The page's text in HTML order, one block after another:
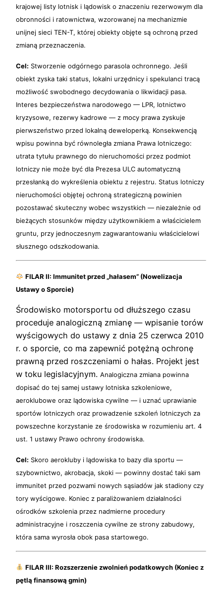
krajowej listy lotnisk i lądowisk o znaczeniu rezerwowym dla
obronności i ratownictwa, wzorowanej na mechanizmie
unijnej sieci TEN-T, której obiekty objęte są ochroną przed
zmianą przeznaczenia.
Cel: Stworzenie odgórnego parasola ochronnego. Jeśli
obiekt zyska taki status, lokalni urzędnicy i spekulanci tracą
możliwość swobodnego decydowania o likwidacji pasa.
Interes bezpieczeństwa narodowego — LPR, lotnictwo
kryzysowe, rezerwy kadrowe — z mocy prawa zyskuje
pierwszeństwo przed lokalną deweloperką. Konsekwencją
wpisu powinna być równoległa zmiana Prawa lotniczego:
utrata tytułu prawnego do nieruchomości przez podmiot
lotniczy nie może być dla Prezesa ULC automatyczną
przesłanką do wykreślenia obiektu z rejestru. Status lotniczy
nieruchomości objętej ochroną strategiczną powinien
pozostawać skuteczny wobec wszystkich — niezależnie od
bieżących stosunków między użytkownikiem a właścicielem
gruntu, przy jednoczesnym zagwarantowaniu właścicielowi
słusznego odszkodowania.
FILAR II: Immunitet przed „hałasem” (Nowelizacja
Ustawy o Sporcie)
Środowisko motorsportu od dłuższego czasu
proceduje analogiczną zmianę — wpisanie torów
wyścigowych do ustawy z dnia 25 czerwca 2010
r. o sporcie, co ma zapewnić potężną ochronę
prawną przed roszczeniami o hałas. Projekt jest
w toku legislacyjnym. Analogiczna zmiana powinna
dopisać do tej samej ustawy lotniska szkoleniowe,
aeroklubowe oraz lądowiska cywilne — i uznać uprawianie
sportów lotniczych oraz prowadzenie szkoleń lotniczych za
powszechne korzystanie ze środowiska w rozumieniu art. 4
ust. 1 ustawy Prawo ochrony środowiska.
Cel: Skoro aerokluby i lądowiska to bazy dla sportu —
szybownictwo, akrobacja, skoki — powinny dostać taki sam
immunitet przed pozwami nowych sąsiadów jak stadiony czy
tory wyścigowe. Koniec z paraliżowaniem działalności
ośrodków szkolenia przez nadmierne procedury
administracyjne i roszczenia cywilne ze strony zabudowy,
która sama wyrosła obok pasa startowego.
FILAR III: Rozszerzenie zwolnień podatkowych (Koniec z
pętlą finansową gmin)